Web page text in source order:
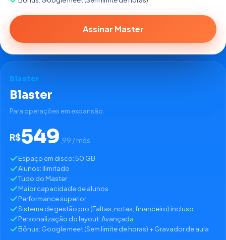
Assinar Master
Blaster
Blaster
Para operações em expansão.
R$549 ,99 / mês
Espaço em disco: 50 GB
Alunos: Ilimitado
Tudo do Master
Maior capacidade de alunos
Performance superior
Sistema de gestão pro (Faltas, notas, financeiro) incluso
Personalização do layout: Avançada
Bônus: Google meet (Sem limite de horas) + Gravador de aula